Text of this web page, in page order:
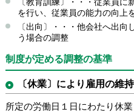
を行い、従業員の能力の向上
〔出向〕・・・他会社へ出
う場合の調整
制度が定める調整の基準
〔休業〕により雇用の維
所定の労働日１日にわたり休